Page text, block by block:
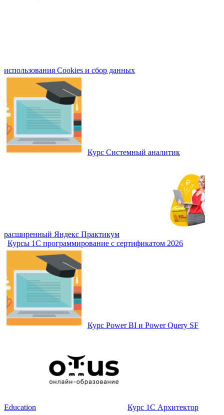
использования Cookies и сбор данных
Курс Системный аналитик
расширенный Яндекс Практикум
Курсы 1С программирование с сертификатом 2026
Курс Power BI и Power Query SF
Education Курс 1С Архитектор